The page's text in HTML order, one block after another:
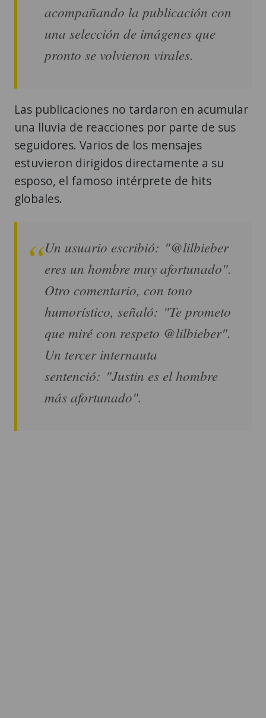
acompañando la publicación con
una selección de imágenes que
pronto se volvieron virales.
Las publicaciones no tardaron en acumular
una lluvia de reacciones por parte de sus
seguidores. Varios de los mensajes
estuvieron dirigidos directamente a su
esposo, el famoso intérprete de hits
globales.
Un usuario escribió: "@lilbieber
eres un hombre muy afortunado".
Otro comentario, con tono
humorístico, señaló: "Te prometo
que miré con respeto @lilbieber".
Un tercer internauta
sentenció: "Justin es el hombre
más afortunado".